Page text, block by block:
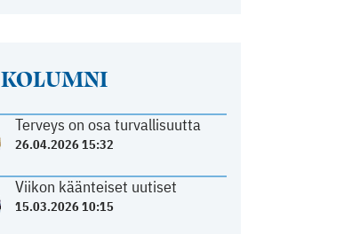
KOLUMNI
Terveys on osa turvallisuutta
26.04.2026 15:32
Viikon käänteiset uutiset
15.03.2026 10:15